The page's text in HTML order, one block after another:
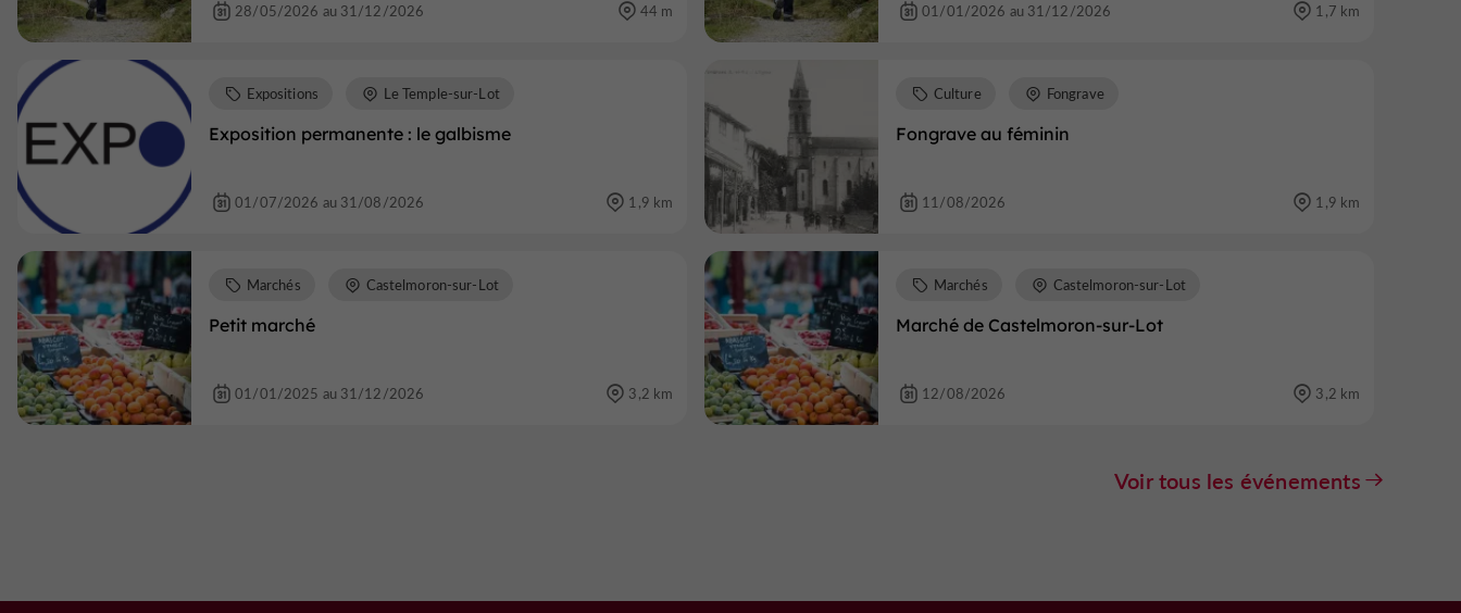
28/05/2026 au 31/12/2026 44 m 01/01/2026 au 31/12/2026 1,7 km
Exposition permanente : le galbisme
Expositions Le Temple-sur-Lot
01/07/2026 au 31/08/2026 1,9 km
Fongrave au féminin
Culture Fongrave
11/08/2026 1,9 km
Petit marché
Marchés Castelmoron-sur-Lot
01/01/2025 au 31/12/2026 3,2 km
Marché de Castelmoron-sur-Lot
Marchés Castelmoron-sur-Lot
12/08/2026 3,2 km
Voir tous les événements